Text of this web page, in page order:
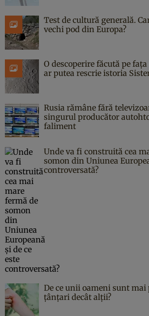
Test de cultură generală.
vechi pod din Europa?
O descoperire făcută pe
ar putea rescrie istoria
Rusia rămâne fără
singurul producător
faliment
Unde va fi construită cea
somon din Uniunea
controversată?
De ce unii oameni sunt mai
țânțari decât alții?